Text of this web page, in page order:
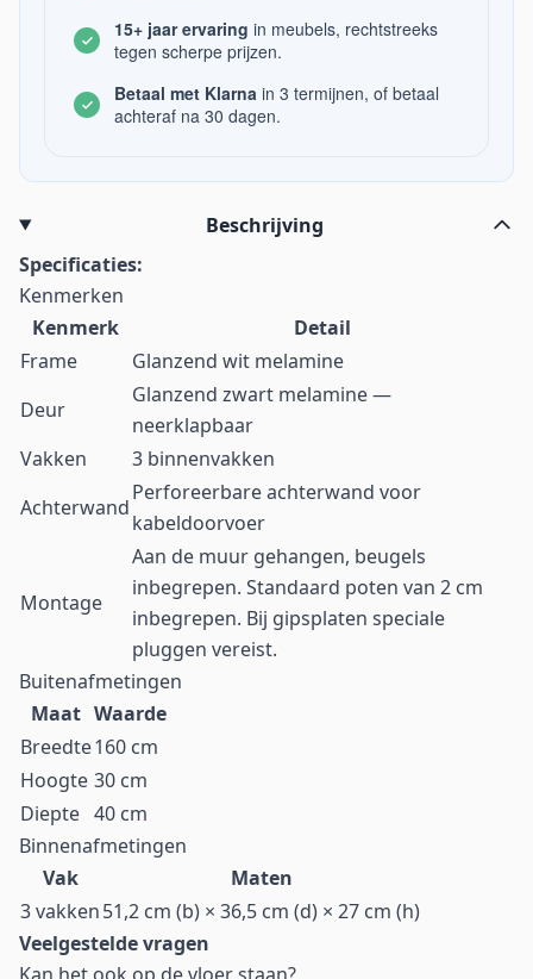
15+ jaar ervaring in meubels, rechtstreeks
tegen scherpe prijzen.
Betaal met Klarna in 3 termijnen, of betaal
achteraf na 30 dagen.
Beschrijving
Specificaties:
Kenmerken
Kenmerk
Detail
Frame
Glanzend wit melamine
Deur
Glanzend zwart melamine —
neerklapbaar
Vakken
3 binnenvakken
Achterwand
Perforeerbare achterwand voor
kabeldoorvoer
Montage
Aan de muur gehangen, beugels
inbegrepen. Standaard poten van 2 cm
inbegrepen. Bij gipsplaten speciale
pluggen vereist.
Buitenafmetingen
Maat Waarde
Breedte160 cm
Hoogte 30 cm
Diepte 40 cm
Binnenafmetingen
Vak
Maten
3 vakken51,2 cm (b) × 36,5 cm (d) × 27 cm (h)
Veelgestelde vragen